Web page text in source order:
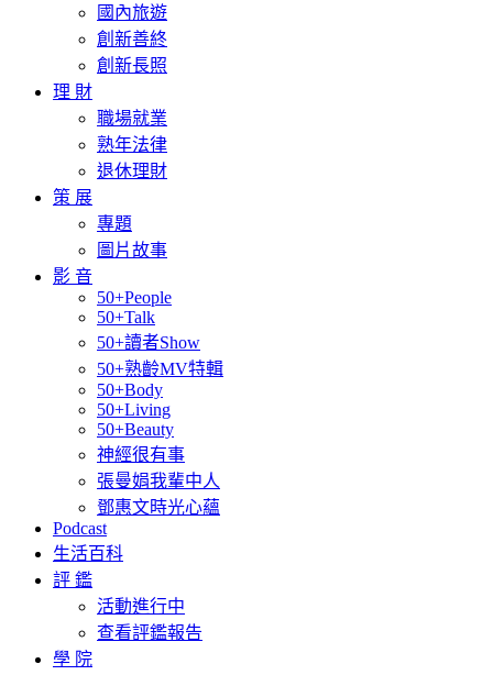
國內旅遊
創新善終
創新長照
理 財
職場就業
熟年法律
退休理財
策 展
專題
圖片故事
影 音
50+People
50+Talk
50+讀者Show
50+熟齡MV特輯
50+Body
50+Living
50+Beauty
神經很有事
張曼娟我輩中人
鄧惠文時光心蘊
Podcast
生活百科
評 鑑
活動進行中
查看評鑑報告
學 院